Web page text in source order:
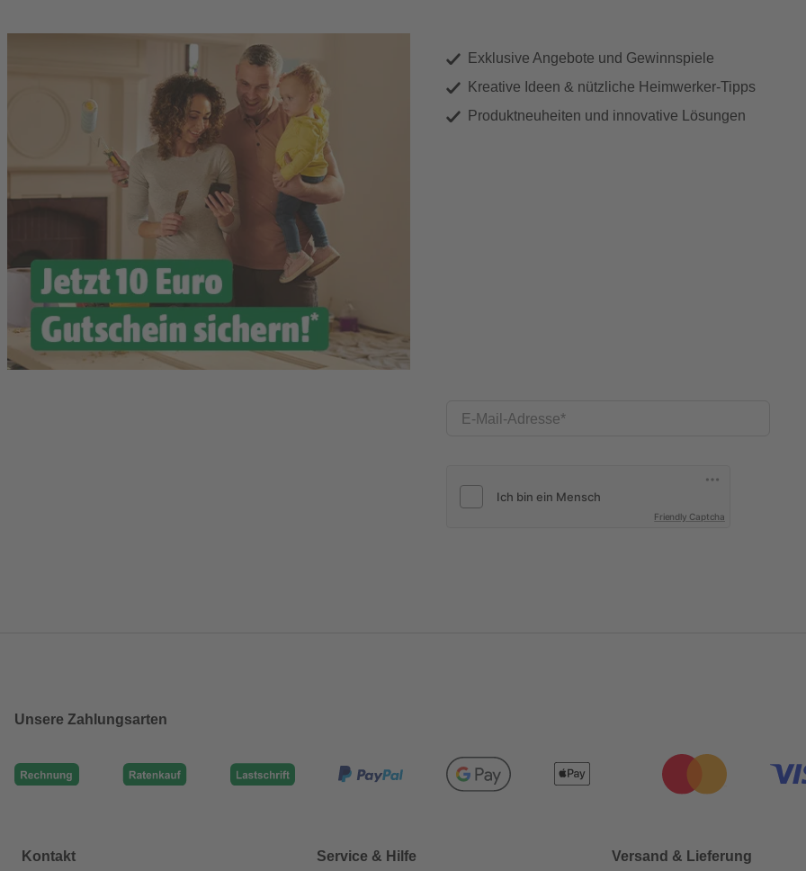
Exklusive Angebote und Gewinnspiele
Kreative Ideen & nützliche Heimwerker-Tipps
Produktneuheiten und innovative Lösungen
E-Mail-Adresse
Friendly Captcha
Unsere Zahlungsarten
Kontakt Service & Hilfe Versand & Lieferung